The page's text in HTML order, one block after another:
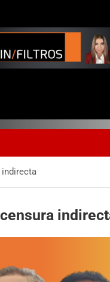
censura